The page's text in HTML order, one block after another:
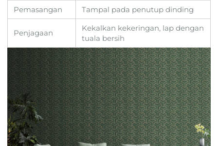
Pemasangan
Tampal pada penutup dinding
Penjagaan
Kekalkan kekeringan, lap dengan
tuala bersih